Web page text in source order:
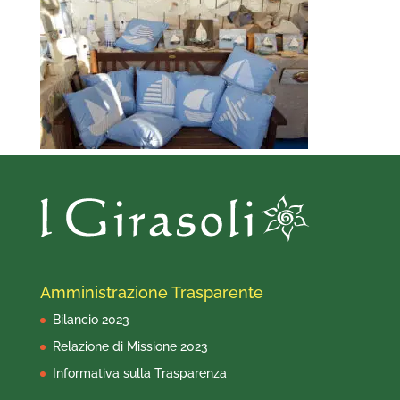
Amministrazione Trasparente
Bilancio 2023
Relazione di Missione 2023
Informativa sulla Trasparenza